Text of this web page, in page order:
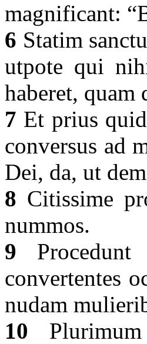
magnificant:
6 Statim
utpote qui
haberet,
7 Et prius
conversus ad
Dei, da, ut
8 Citissime
nummos.
9
convertentes
nudam
10